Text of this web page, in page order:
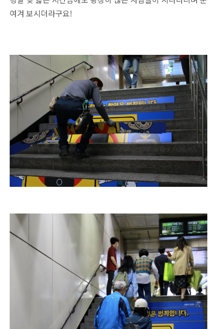
여겨 보시더라구요!